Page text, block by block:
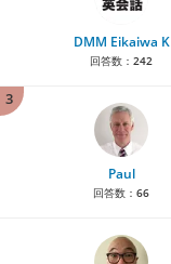
DMM Eikaiwa K
回答数： 242
3
Paul
回答数： 66